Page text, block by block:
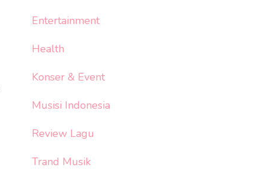
Entertainment
Health
Konser & Event
Musisi Indonesia
Review Lagu
Trand Musik